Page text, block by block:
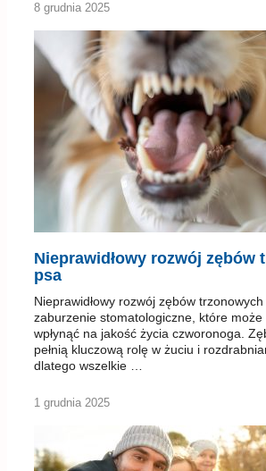
8 grudnia 2025
Nieprawidłowy rozwój zębów
psa
Nieprawidłowy rozwój zębów
zaburzenie stomatologiczne, które może
wpłynąć na jakość życia czworonoga.
pełnią kluczową rolę w żuciu i
dlatego wszelkie …
1 grudnia 2025